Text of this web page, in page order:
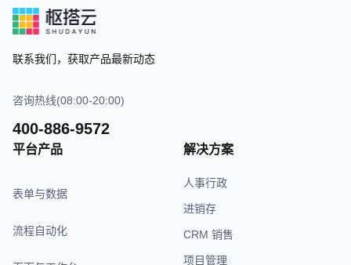
联系我们，获取产品最新动态
咨询热线(08:00-20:00)
400-886-9572
平台产品
表单与数据
流程自动化
解决方案
人事行政
进销存
CRM 销售
项目管理